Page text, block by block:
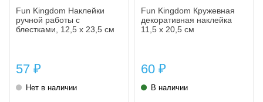
Fun Kingdom Наклейки
ручной работы с
блестками, 12,5 х 23,5 см
57 ₽
Нет в наличии
Fun Kingdom Кружевная
декоративная наклейка
11,5 х 20,5 см
60 ₽
В наличии